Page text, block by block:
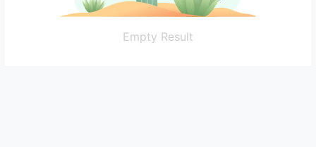
Empty Result